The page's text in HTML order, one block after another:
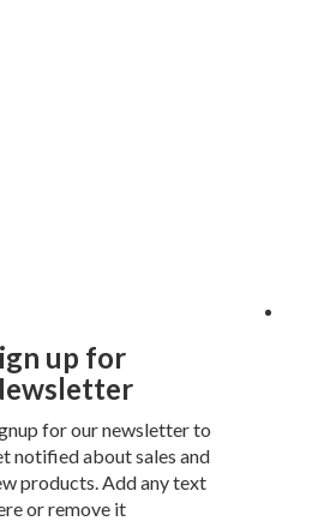
Sign up for
Newsletter
Signup for our newsletter to
get notified about sales and
new products. Add any text
here or remove it.